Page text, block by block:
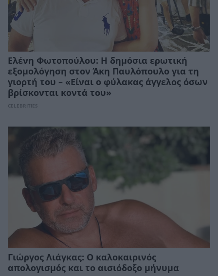
Ελένη Φωτοπούλου: Η δημόσια ερωτική
εξομολόγηση στον Άκη Παυλόπουλο για τη
γιορτή του – «Είναι ο φύλακας άγγελος όσων
βρίσκονται κοντά του»
CELEBRITIES
Γιώργος Λιάγκας: Ο καλοκαιρινός
απολογισμός και το αισιόδοξο μήνυμα